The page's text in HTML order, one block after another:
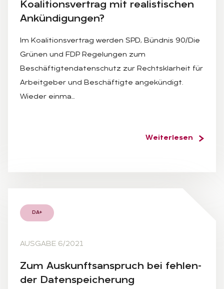
Ko­ali­ti­ons­ver­trag mit rea­lis­ti­schen
An­kün­di­gun­gen?
Im Koalitionsvertrag werden SPD, Bündnis 90/Die
Grünen und FDP Regelungen zum
Beschäftigtendatenschutz zur Rechtsklarheit für
Arbeitgeber und Beschäftigte angekündigt.
Wieder einma…
Weiterlesen
DA+
AUSGABE 6/2021
Zum Aus­kunfts­an­spruch bei feh­len­
der Da­ten­spei­che­rung